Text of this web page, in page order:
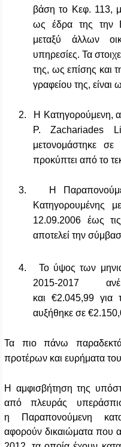
βάση το Κεφ. 113,
ως έδρα της την
μεταξύ άλλων
υπηρεσίες. Τα
της, ως επίσης και
γραφείου της, είναι
2. Η Κατηγορούμενη,
P.Zachariades
μετονομάστηκε σε
προκύπτει από το
3.
Η
Κατηγορουμένης
12.09.2006 έως
αποτελεί την
4.
Το ύψος των
2015-2017
και €2.045,99 για
αυξήθηκε σε
Τα πιο πάνω
προτέρων και ευρήματα
Η αμφισβήτηση της
από πλευράς
η Παραπονούμενη
αφορούν δικαιώματα που